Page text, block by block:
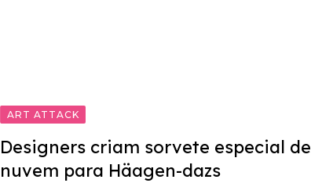
ART ATTACK
Designers criam sorvete especial de
nuvem para Häagen-dazs